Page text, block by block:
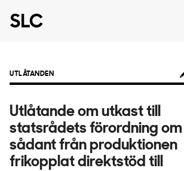
UTLÅTANDEN
Utlåtande om utkast till
statsrådets förordning om
sådant från produktionen
frikopplat direktstöd till